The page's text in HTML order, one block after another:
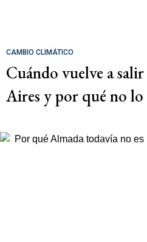
CAMBIO CLIMÁTICO
Cuándo vuelve a
Aires y por qué no lo